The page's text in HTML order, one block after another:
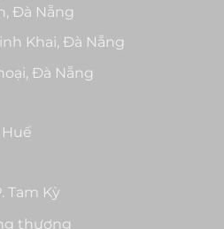
Đà Nẵng
Khai, Đà Nẵng
Đà Nẵng
Huế
Tam Kỳ